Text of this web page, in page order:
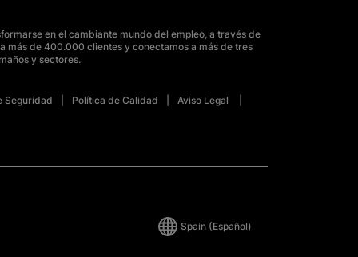
en el cambiante mundo del empleo, a través de
más de 400.000 clientes y conectamos a más de tres
y sectores.
Seguridad Política de Calidad
Aviso Legal
Spain (Español)